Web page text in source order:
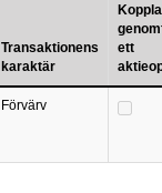
Transaktionens
karaktär
ett
Förvärv